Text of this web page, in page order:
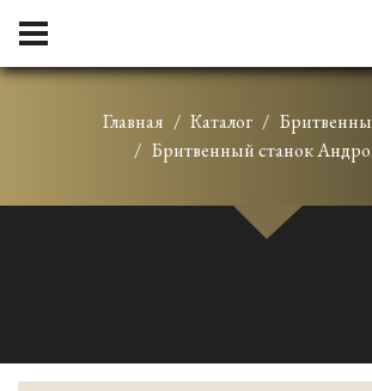
Главная Каталог
Бритвенный станок